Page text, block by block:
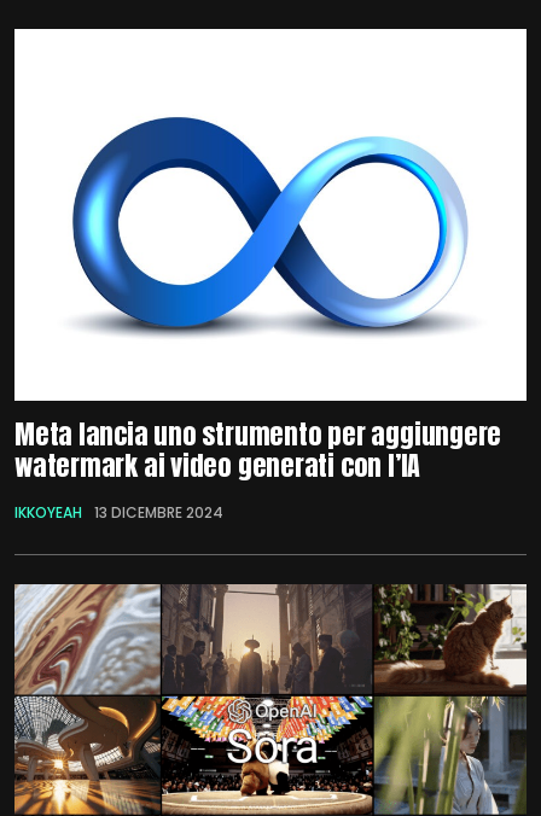
Meta lancia uno strumento per aggiungere
watermark ai video generati con l’IA
IKKOYEAH 13 DICEMBRE 2024